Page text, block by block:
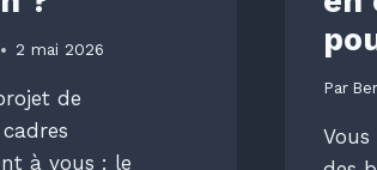
2 mai 2026
de
à vous : le
Par